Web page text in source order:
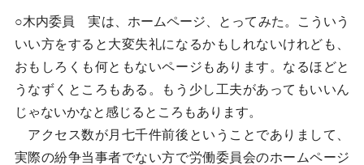
○木内委員 実は、ホームページ、とってみた。こういう
いい方をすると大変失礼になるかもしれないけれども、
おもしろくも何ともないページもあります。なるほどと
うなずくところもある。もう少し工夫があってもいいん
じゃないかなと感じるところもあります。
アクセス数が月七千件前後ということでありまして、
実際の紛争当事者でない方で労働委員会のホームページ